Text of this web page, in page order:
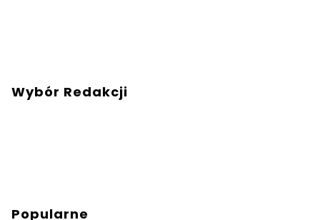
Wybór Redakcji
Popularne